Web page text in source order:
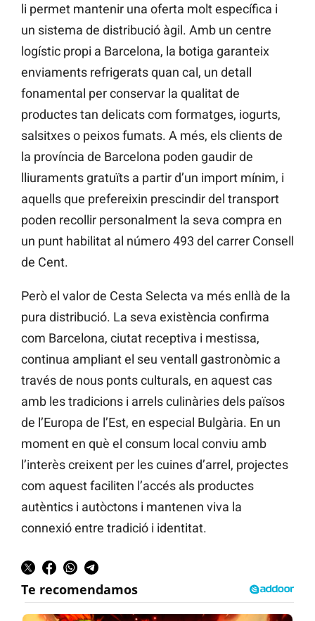
li permet mantenir una oferta molt específica i
un sistema de distribució àgil. Amb un centre
logístic propi a Barcelona, la botiga garanteix
enviaments refrigerats quan cal, un detall
fonamental per conservar la qualitat de
productes tan delicats com formatges, iogurts,
salsitxes o peixos fumats. A més, els clients de
la província de Barcelona poden gaudir de
lliuraments gratuïts a partir d’un import mínim, i
aquells que prefereixin prescindir del transport
poden recollir personalment la seva compra en
un punt habilitat al número 493 del carrer Consell
de Cent.
Però el valor de Cesta Selecta va més enllà de la
pura distribució. La seva existència confirma
com Barcelona, ciutat receptiva i mestissa,
continua ampliant el seu ventall gastronòmic a
través de nous ponts culturals, en aquest cas
amb les tradicions i arrels culinàries dels països
de l’Europa de l’Est, en especial Bulgària. En un
moment en què el consum local conviu amb
l’interès creixent per les cuines d’arrel, projectes
com aquest faciliten l’accés als productes
autèntics i autòctons i mantenen viva la
connexió entre tradició i identitat.